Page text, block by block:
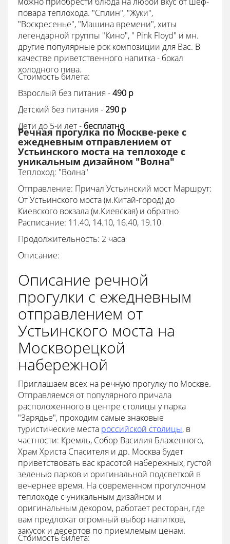
повара теплохода. "Сплин", "Жуки",
"Воскресенье", "Машина времени", хиты
легендарной группы "Кино", " Pink Floyd" и мн.
другие популярные рок композиции для Вас. В
качестве приветственного напитка - бокал
холодного пива.
Стоимость билета:
Взрослый без питания -490 p
Детский без питания -290 p
Дети до 5-и лет - бесплатно
Речная прогулка по Москве-реке с
ежедневным отправлением от
Устьинского моста на теплоходе с
уникальным дизайном "Волна"
Теплоход: "Волна"
Отправление: Причал Устьинский мост Маршрут:
От Устьинского моста (м.Китай-город) до
Киевского вокзала (м.Киевская) и обратно
Расписание: 11.40, 14.10, 16.40, 19.10
Продолжительность: 2 часа
Описание:
Описание речной
прогулки с ежедневным
отправлением от
Устьинского моста на
Москворецкой
набережной
Приглашаем всех на речную прогулку по Москве.
Отправляемся от популярного причала
расположенного в центре столицы у парка
"Зарядье", проходим самые знаковые
туристические места российской столицы, в
частности: Кремль, Собор Василия Блаженного,
Храм Христа Спасителя и др. Москва будет
приветствовать вас красотой набережных, густой
зеленью парков и оригинальной подсветкой в
вечернее время. На современном прогулочном
теплоходе с уникальным дизайном и
оригинальным декором, работает ресторан, где
вам предложат огромный выбор напитков,
закусок и десертов по приемлемым ценам.
Стоимость билета: